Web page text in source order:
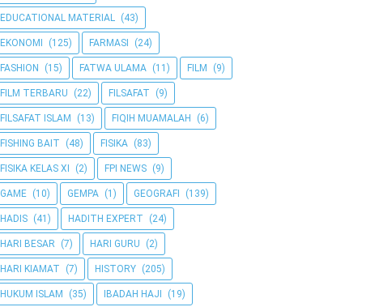
EDUCATIONAL MATERIAL (43)
EKONOMI (125) FARMASI (24)
FASHION (15) FATWA ULAMA (11) FILM (9)
FILM TERBARU (22) FILSAFAT (9)
FILSAFAT ISLAM (13) FIQIH MUAMALAH (6)
FISHING BAIT (48) FISIKA (83)
FISIKA KELAS XI (2) FPI NEWS (9)
GAME (10) GEMPA (1) GEOGRAFI (139)
HADIS (41) HADITH EXPERT (24)
HARI BESAR (7) HARI GURU (2)
HARI KIAMAT (7) HISTORY (205)
HUKUM ISLAM (35) IBADAH HAJI (19)